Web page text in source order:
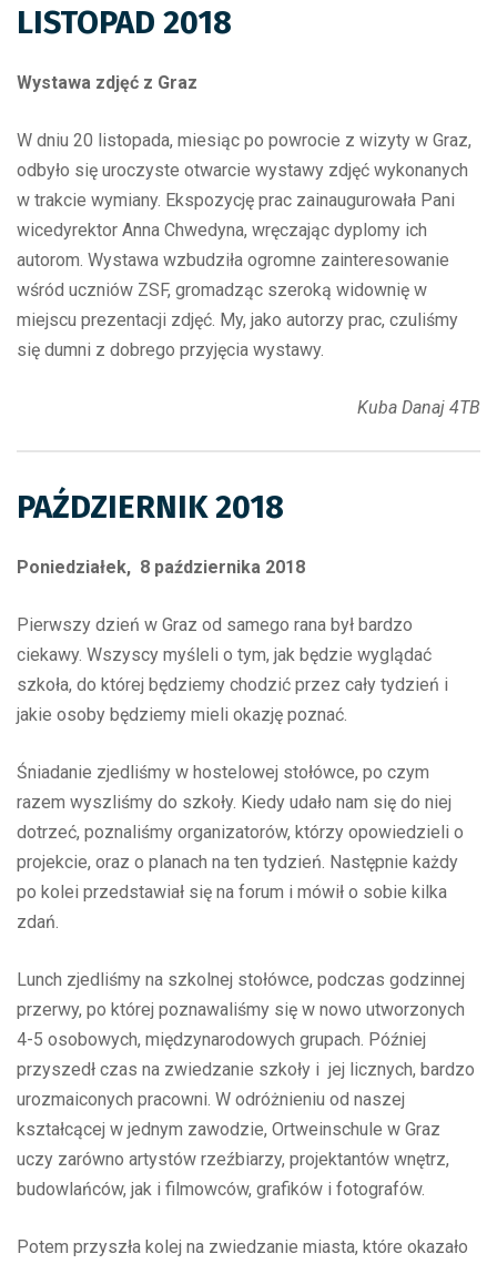
LISTOPAD 2018
Wystawa zdjęć z Graz
W dniu 20 listopada, miesiąc po powrocie z wizyty w Graz,
odbyło się uroczyste otwarcie wystawy zdjęć wykonanych
w trakcie wymiany. Ekspozycję prac zainaugurowała Pani
wicedyrektor Anna Chwedyna, wręczając dyplomy ich
autorom. Wystawa wzbudziła ogromne zainteresowanie
wśród uczniów ZSF, gromadząc szeroką widownię w
miejscu prezentacji zdjęć. My, jako autorzy prac, czuliśmy
się dumni z dobrego przyjęcia wystawy.
Kuba Danaj 4TB
PAŹDZIERNIK 2018
Poniedziałek, 8 października 2018
Pierwszy dzień w Graz od samego rana był bardzo
ciekawy. Wszyscy myśleli o tym, jak będzie wyglądać
szkoła, do której będziemy chodzić przez cały tydzień i
jakie osoby będziemy mieli okazję poznać.
Śniadanie zjedliśmy w hostelowej stołówce, po czym
razem wyszliśmy do szkoły. Kiedy udało nam się do niej
dotrzeć, poznaliśmy organizatorów, którzy opowiedzieli o
projekcie, oraz o planach na ten tydzień. Następnie każdy
po kolei przedstawiał się na forum i mówił o sobie kilka
zdań.
Lunch zjedliśmy na szkolnej stołówce, podczas godzinnej
przerwy, po której poznawaliśmy się w nowo utworzonych
4-5 osobowych, międzynarodowych grupach. Później
przyszedł czas na zwiedzanie szkoły i jej licznych, bardzo
urozmaiconych pracowni. W odróżnieniu od naszej
kształcącej w jednym zawodzie, Ortweinschule w Graz
uczy zarówno artystów rzeźbiarzy, projektantów wnętrz,
budowlańców, jak i filmowców, grafików i fotografów.
Potem przyszła kolej na zwiedzanie miasta, które okazało